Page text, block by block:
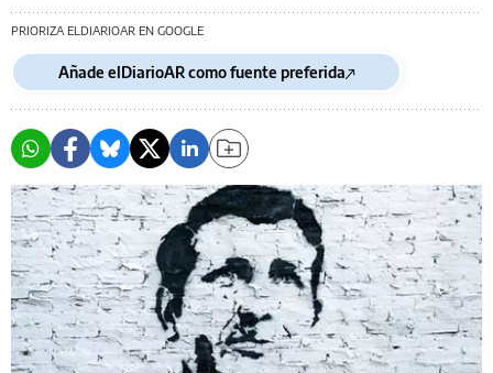
PRIORIZA ELDIARIOAR EN GOOGLE
Añade elDiarioAR como fuente preferida